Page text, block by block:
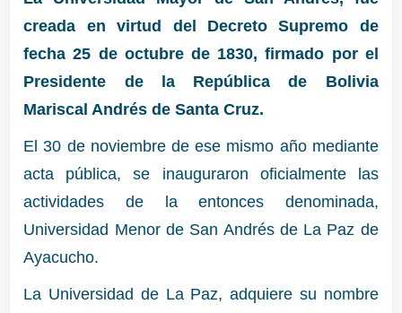
creada en virtud del Decreto Supremo de
fecha 25 de octubre de 1830, firmado por el
Presidente de la República de Bolivia
Mariscal Andrés de Santa Cruz.
El 30 de noviembre de ese mismo año mediante
acta pública, se inauguraron oficialmente las
actividades de la entonces denominada,
Universidad Menor de San Andrés de La Paz de
Ayacucho.
La Universidad de La Paz, adquiere su nombre